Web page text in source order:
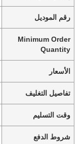
رقم الموديل
Minimum Order
Quantity
الأسعار
تفاصيل التغليف
وقت التسليم
شروط الدفع